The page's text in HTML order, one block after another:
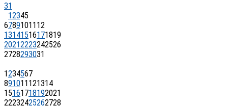
31
12345
6789101112
13141516171819
20212223242526
2728293031
1234567
891011121314
15161718192021
22232425262728